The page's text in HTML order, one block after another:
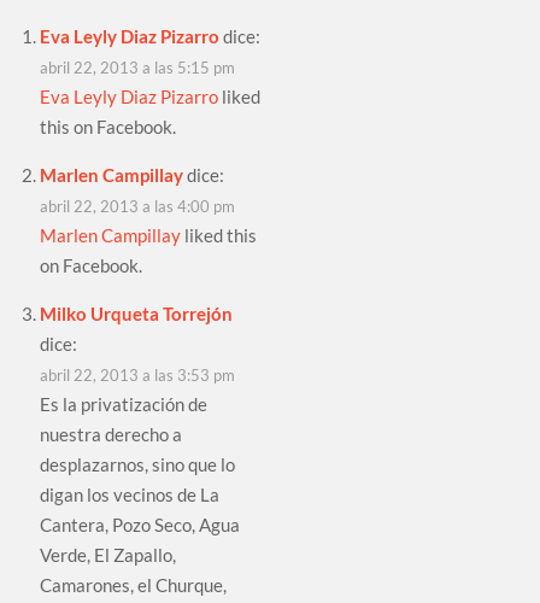
Eva Leyly Diaz Pizarro dice:
abril 22, 2013 a las 5:15 pm
Eva Leyly Diaz Pizarro liked
this on Facebook.
Marlen Campillaydice:
abril 22, 2013 a las 4:00 pm
Marlen Campillay liked this
on Facebook.
Milko Urqueta Torrejón
dice:
abril 22, 2013 a las 3:53 pm
Es la privatización de
nuestra derecho a
desplazarnos, sino que lo
digan los vecinos de La
Cantera, Pozo Seco, Agua
Verde, El Zapallo,
Camarones, el Churque,